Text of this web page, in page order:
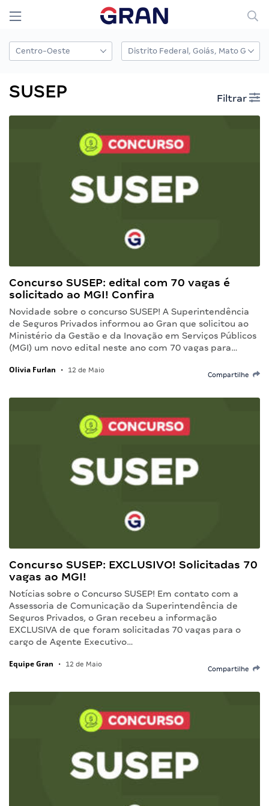
SUSEP Filtrar
Concurso SUSEP: edital com 70 vagas é
solicitado ao MGI! Confira
Novidade sobre o concurso SUSEP! A Superintendência
de Seguros Privados informou ao Gran que solicitou ao
Ministério da Gestão e da Inovação em Serviços Públicos
(MGI) um novo edital neste ano com 70 vagas para…
Olivia Furlan • 12 de Maio
Compartilhe
Concurso SUSEP: EXCLUSIVO! Solicitadas 70
vagas ao MGI!
Notícias sobre o Concurso SUSEP! Em contato com a
Assessoria de Comunicação da Superintendência de
Seguros Privados, o Gran recebeu a informação
EXCLUSIVA de que foram solicitadas 70 vagas para o
cargo de Agente Executivo…
Equipe Gran • 12 de Maio
Compartilhe